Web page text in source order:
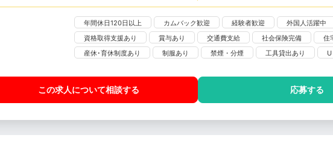
年間休日120日以上 カムバック歓迎 経験者歓迎
外国人活躍中
資格取得支援あり
賞与あり 交通費支給 社会保険完備
住
産休･育休制度あり
制服あり 禁煙・分煙 工具貸出あり
この求人について相談する 応募する